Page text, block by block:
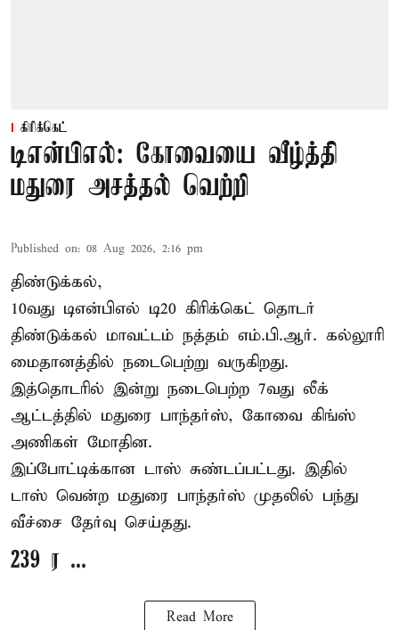
கிரிக்கெட்
டிஎன்பிஎல்: கோவையை வீழ்த்தி
மதுரை அசத்தல் வெற்றி
Published on: 08 Aug 2026, 2:16 pm
திண்டுக்கல்,
10வது டிஎன்பிஎல் டி20 கிரிக்கெட் தொடர்
திண்டுக்கல் மாவட்டம் நத்தம் எம்.பி.ஆர். கல்லூரி
மைதானத்தில் நடைபெற்று வருகிறது.
இத்தொடரில் இன்று நடைபெற்ற 7வது லீக்
ஆட்டத்தில் மதுரை பாந்தர்ஸ், கோவை கிங்ஸ்
அணிகள் மோதின.
இப்போட்டிக்கான டாஸ் சுண்டப்பட்டது. இதில்
டாஸ் வென்ற மதுரை பாந்தர்ஸ் முதலில் பந்து
வீச்சை தேர்வு செய்தது.
239 ர ...
Read More